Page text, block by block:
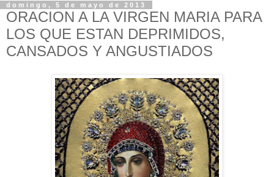
domingo, 5 de mayo de 2013
ORACION A LA VIRGEN MARIA PARA
LOS QUE ESTAN DEPRIMIDOS,
CANSADOS Y ANGUSTIADOS